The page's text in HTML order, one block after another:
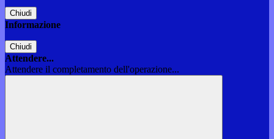
Chiudi
Informazione
Chiudi
Attendere...
Attendere il completamento dell'operazione...